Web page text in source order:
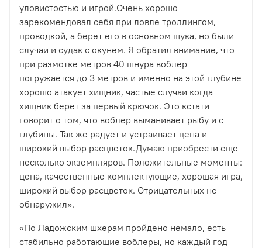
уловистостью и игрой.Очень хорошо
зарекомендовал себя при ловле троллингом,
проводкой, а берет его в основном щука, но были
случаи и судак с окунем. Я обратил внимание, что
при размотке метров 40 шнура воблер
погружается до 3 метров и именно на этой глубине
хорошо атакует хищник, частые случаи когда
хищник берет за первый крючок. Это кстати
говорит о том, что воблер выманивает рыбу и с
глубины. Так же радует и устраивает цена и
широкий выбор расцветок.Думаю приобрести еще
несколько экземпляров. Положительные моменты:
цена, качественные комплектующие, хорошая игра,
широкий выбор расцветок. Отрицательных не
обнаружил».
«По Ладожским шхерам пройдено немало, есть
стабильно работающие воблеры, но каждый год